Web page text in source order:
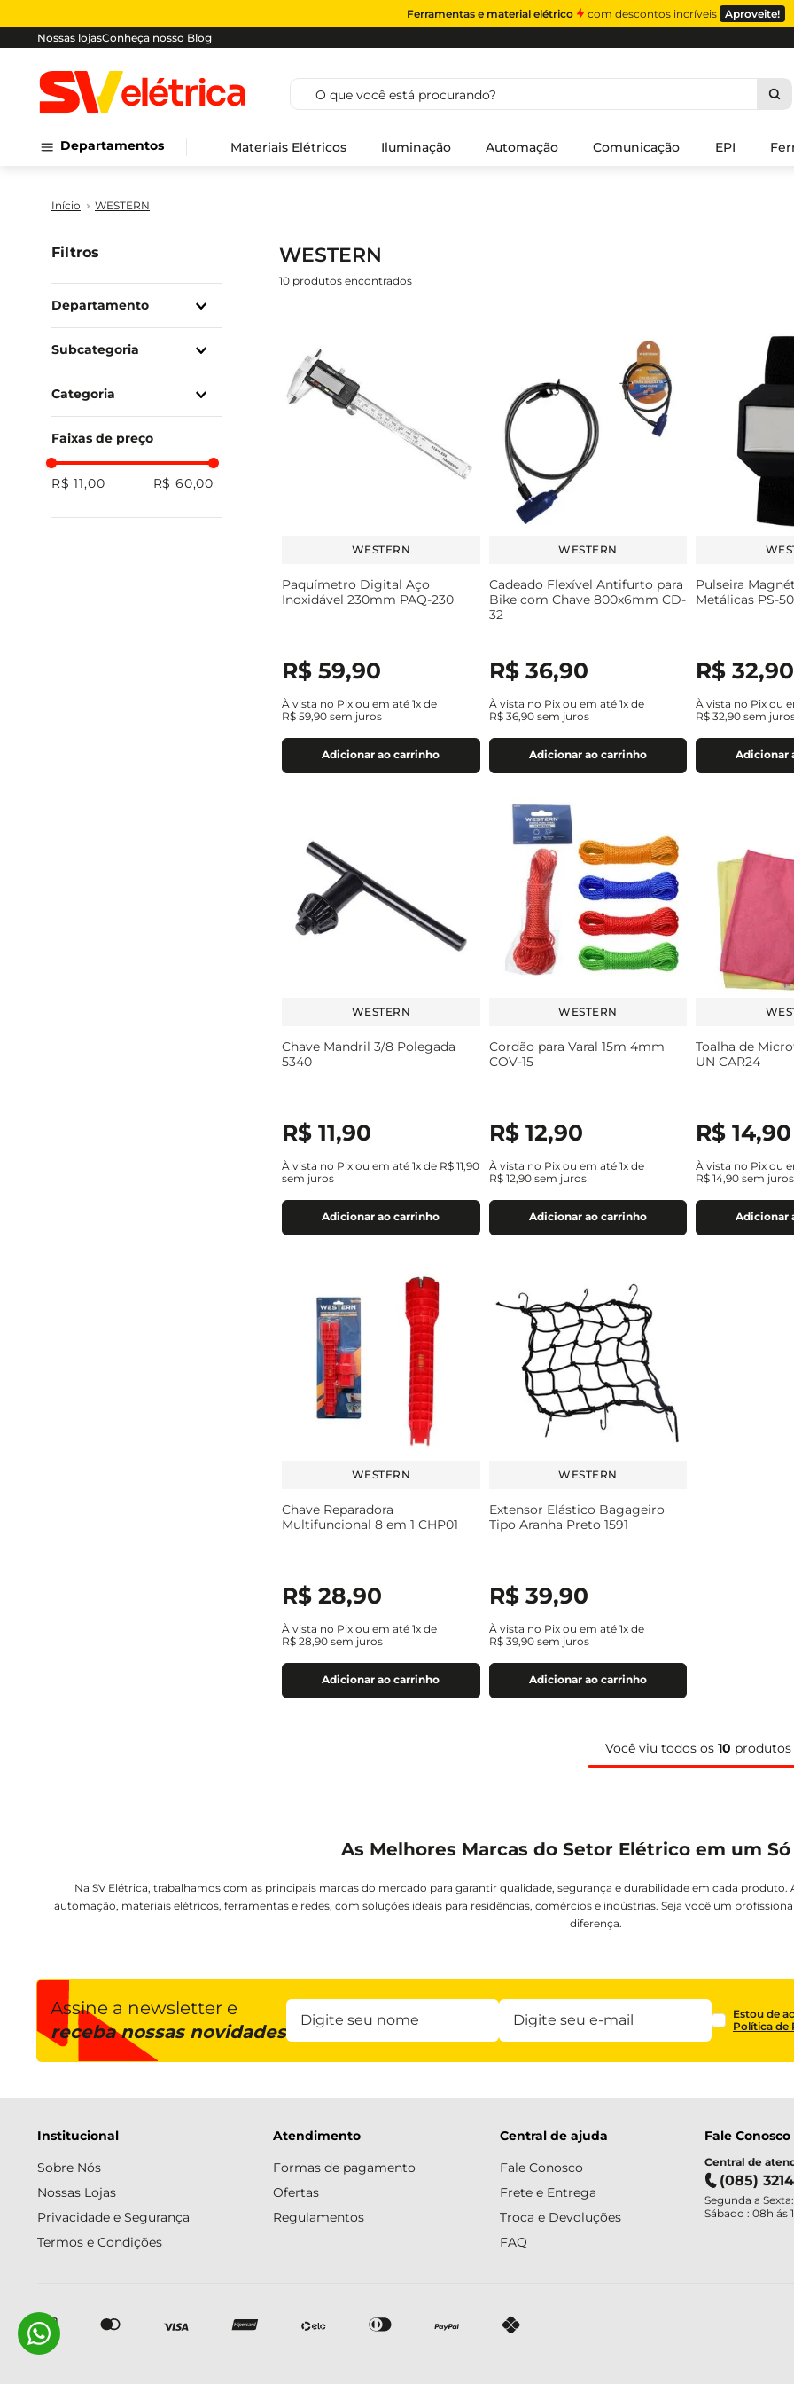
Ferramentas e material elétrico com descontos incríveis Aproveite!
Nossas lojasConheça nosso Blog
O que você está procurando?
Departamentos Materiais Elétricos Iluminação Automação Comunicação EPI
WESTERN
Filtros
Departamento
Ferramentas E
Ferragens
Utilidades
Subcategoria
Ferramentas
Manuais
Acessórios Para
Ferramentas
Elétricas
Instrumentos De
Medição
Categoria
Ferramentas
Casa
Faixas de preço
R$ 11,00 R$ 60,00
WESTERN
10 produtos
WESTERN
Paquímetro Digital Aço
Inoxidável 230mm PAQ-230
R$ 59,90
À vista no Pix ou em até 1x de
R$ 59,90 sem juros
Adicionar ao carrinho
WESTERN
Cadeado Flexível Antifurto para
Bike com Chave 800x6mm CD-
32
R$ 36,90
À vista no Pix ou em até 1x de
R$ 36,90sem juros
Adicionar ao carrinho
Pulseira
Metálicas PS-
R$ 32,90
À vista no Pix ou
R$ 32,90 sem
Adicionar
WESTERN
Chave Mandril 3/8 Polegada
5340
R$ 11,90
À vista no Pix ou em até 1x de R$ 11,90
sem juros
Adicionar ao carrinho
WESTERN
Cordão para Varal 15m 4mm
COV-15
R$ 12,90
À vista no Pix ou em até 1x de
R$ 12,90sem juros
Adicionar ao carrinho
Toalha de
UN CAR24
R$ 14,90
À vista no Pix ou
R$ 14,90 sem juros
Adicionar
WESTERN
Chave Reparadora
Multifuncional 8 em 1 CHP01
R$ 28,90
À vista no Pix ou em até 1x de
R$ 28,90 sem juros
Adicionar ao carrinho
WESTERN
Extensor Elástico Bagageiro
Tipo Aranha Preto 1591
R$ 39,90
À vista no Pix ou em até 1x de
R$ 39,90sem juros
Adicionar ao carrinho
Você viu todos os 10 produtos
As Melhores Marcas do Setor Elétrico em um
Na SV Elétrica, trabalhamos com as principais marcas do mercado para garantir qualidade, segurança e durabilidade em cada
automação, materiais elétricos, ferramentas e redes, com soluções ideais para residências, comércios e indústrias. Seja você um
diferença.
Assine a newsletter e
receba nossas novidades
Estou de
Política de
Institucional
Sobre Nós
Nossas Lojas
Privacidade e Segurança
Termos e Condições
Atendimento
Formas de pagamento
Ofertas
Regulamentos
Central de ajuda
Fale Conosco
Frete e Entrega
Troca e Devoluções
FAQ
Fale Conosco
Central de
(085)
Segunda a
Sábado : 08h ás